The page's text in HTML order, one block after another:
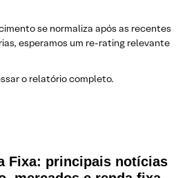
se normaliza após as recentes
esperamos um re-rating relevante
o relatório completo.
Fixa: principais notícias